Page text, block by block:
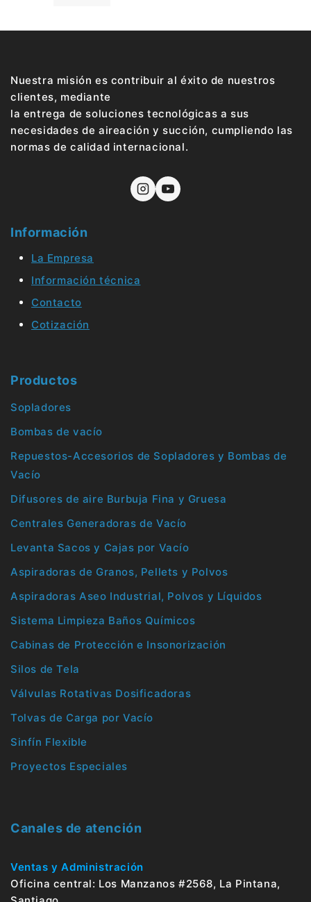
Nuestra misión es contribuir al éxito de nuestros
clientes, mediante
la entrega de soluciones tecnológicas a sus
necesidades de aireación y succión, cumpliendo las
normas de calidad internacional.
Información
La Empresa
Información técnica
Contacto
Cotización
Productos
Sopladores
Bombas de vacío
Repuestos-Accesorios de Sopladores y Bombas de
Vacío
Difusores de aire Burbuja Fina y Gruesa
Centrales Generadoras de Vacío
Levanta Sacos y Cajas por Vacío
Aspiradoras de Granos, Pellets y Polvos
Aspiradoras Aseo Industrial, Polvos y Líquidos
Sistema Limpieza Baños Químicos
Cabinas de Protección e Insonorización
Silos de Tela
Válvulas Rotativas Dosificadoras
Tolvas de Carga por Vacío
Sinfín Flexible
Proyectos Especiales
Canales de atención
Ventas y Administración
Oficina central: Los Manzanos #2568, La Pintana,